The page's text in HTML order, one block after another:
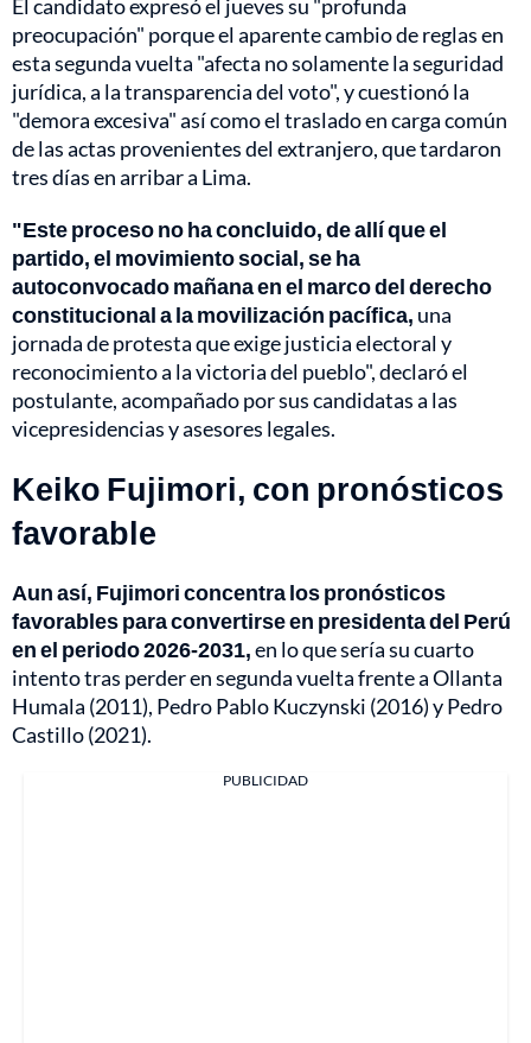
El candidato expresó el jueves su "profunda
preocupación" porque el aparente cambio de reglas en
esta segunda vuelta "afecta no solamente la seguridad
jurídica, a la transparencia del voto", y cuestionó la
"demora excesiva" así como el traslado en carga común
de las actas provenientes del extranjero, que tardaron
tres días en arribar a Lima.
"Este proceso no ha concluido, de allí que el
partido, el movimiento social, se ha
autoconvocado mañana en el marco del derecho
constitucional a la movilización pacífica, una
jornada de protesta que exige justicia electoral y
reconocimiento a la victoria del pueblo", declaró el
postulante, acompañado por sus candidatas a las
vicepresidencias y asesores legales.
Keiko Fujimori, con pronósticos
favorable
Aun así, Fujimori concentra los pronósticos
favorables para convertirse en presidenta del Perú
en el periodo 2026-2031,en lo que sería su cuarto
intento tras perder en segunda vuelta frente a Ollanta
Humala (2011), Pedro Pablo Kuczynski (2016) y Pedro
Castillo (2021).
PUBLICIDAD